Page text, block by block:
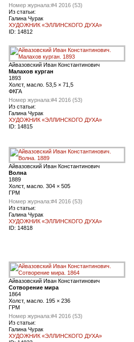
Номер журнала:#4 2016 (53)
Из статьи:
Галина Чурак
ХУДОЖНИК «ЭЛЛИНСКОГО ДУХА»
ID: 14812
Айвазовский Иван Константинович
Малахов курган
1893
Холст, масло. 53,5 × 71,5
ФКГА
Номер журнала:#4 2016 (53)
Из статьи:
Галина Чурак
ХУДОЖНИК «ЭЛЛИНСКОГО ДУХА»
ID: 14815
Айвазовский Иван Константинович
Волна
1889
Холст, масло. 304 × 505
ГРМ
Номер журнала:#4 2016 (53)
Из статьи:
Галина Чурак
ХУДОЖНИК «ЭЛЛИНСКОГО ДУХА»
ID: 14818
Айвазовский Иван Константинович
Сотворение мира
1864
Холст, масло. 195 × 236
ГРМ
Номер журнала:#4 2016 (53)
Из статьи:
Галина Чурак
ХУДОЖНИК «ЭЛЛИНСКОГО ДУХА»